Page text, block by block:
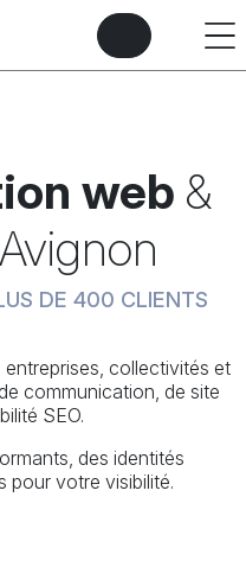
web &
DE 400 CLIENTS
collectivités et
communication, de site
SEO.
des identités
pour votre visibilité.